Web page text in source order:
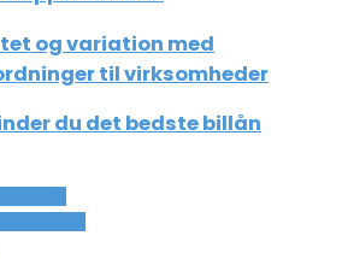
og variation med
til virksomheder
du det bedste billån